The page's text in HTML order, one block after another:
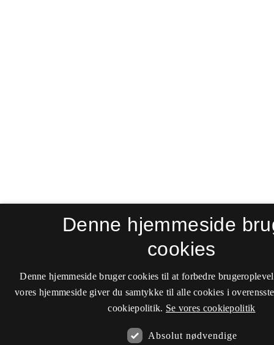
Denne hjemmeside
cookies
Denne hjemmeside bruger cookies til at forbedre
vores hjemmeside giver du samtykke til alle cookies i
cookiepolitik. Se vores cookiepolitik
Absolut nødvendige